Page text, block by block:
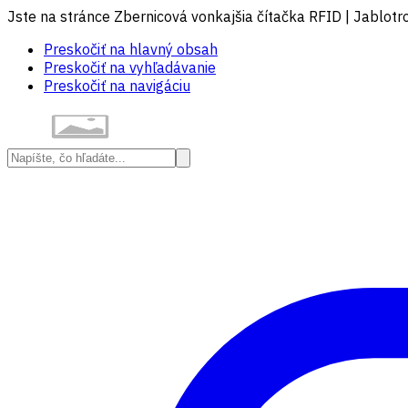
Jste na stránce Zbernicová vonkajšia čítačka RFID |
Preskočiť na hlavný obsah
Preskočiť na vyhľadávanie
Preskočiť na navigáciu